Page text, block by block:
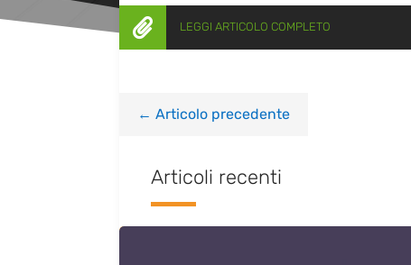
 LEGGI ARTICOLO COMPLETO
← Articolo precedente
Articoli recenti